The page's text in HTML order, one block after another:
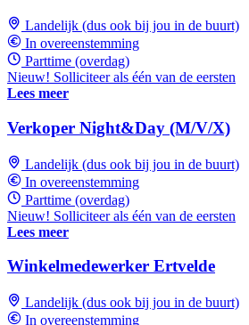
Landelijk (dus ook bij jou in de buurt)
In overeenstemming
Parttime (overdag)
Nieuw! Solliciteer als één van de eersten
Lees meer
Verkoper Night&Day (M/V/X)
Landelijk (dus ook bij jou in de buurt)
In overeenstemming
Parttime (overdag)
Nieuw! Solliciteer als één van de eersten
Lees meer
Winkelmedewerker Ertvelde
Landelijk (dus ook bij jou in de buurt)
In overeenstemming